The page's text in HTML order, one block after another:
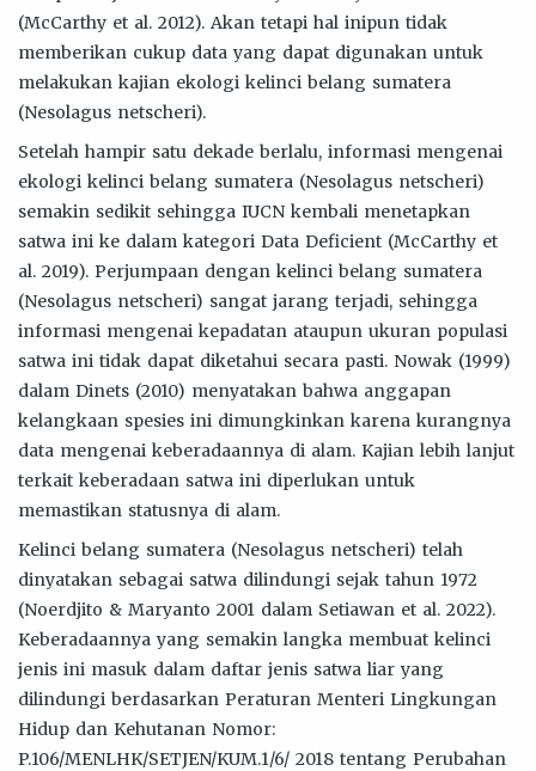
(McCarthy et al. 2012). Akan tetapi hal inipun tidak
memberikan cukup data yang dapat digunakan untuk
melakukan kajian ekologi kelinci belang sumatera
(Nesolagus netscheri).
Setelah hampir satu dekade berlalu, informasi mengenai
ekologi kelinci belang sumatera (Nesolagus netscheri)
semakin sedikit sehingga IUCN kembali menetapkan
satwa ini ke dalam kategori Data Deficient (McCarthy et
al. 2019). Perjumpaan dengan kelinci belang sumatera
(Nesolagus netscheri) sangat jarang terjadi, sehingga
informasi mengenai kepadatan ataupun ukuran populasi
satwa ini tidak dapat diketahui secara pasti. Nowak (1999)
dalam Dinets (2010) menyatakan bahwa anggapan
kelangkaan spesies ini dimungkinkan karena kurangnya
data mengenai keberadaannya di alam. Kajian lebih lanjut
terkait keberadaan satwa ini diperlukan untuk
memastikan statusnya di alam.
Kelinci belang sumatera (Nesolagus netscheri) telah
dinyatakan sebagai satwa dilindungi sejak tahun 1972
(Noerdjito & Maryanto 2001 dalam Setiawan et al. 2022).
Keberadaannya yang semakin langka membuat kelinci
jenis ini masuk dalam daftar jenis satwa liar yang
dilindungi berdasarkan Peraturan Menteri Lingkungan
Hidup dan Kehutanan Nomor:
P.106/MENLHK/SETJEN/KUM.1/6/ 2018 tentang Perubahan